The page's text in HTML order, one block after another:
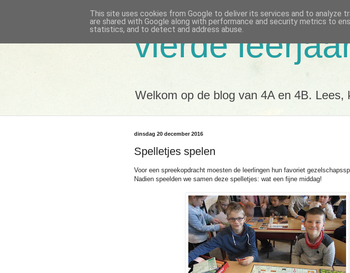
vierde
Welkom op de blog van 4A en 4B.
dinsdag 20 december 2016
Spelletjes spelen
Voor een spreekopdracht moesten de leerlingen hun favoriet
Nadien speelden we samen deze spelletjes: wat een fijne middag!
This site uses cookies from Google to deliver its services and to analyze
are shared with Google along with performance and security metrics to
statistics, and to detect and address abuse.